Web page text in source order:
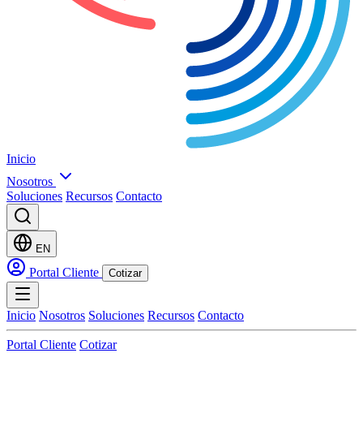
Inicio
Nosotros
Soluciones Recursos Contacto
EN
Portal Cliente Cotizar
Inicio Nosotros Soluciones Recursos Contacto
Portal Cliente Cotizar